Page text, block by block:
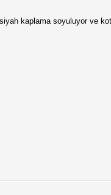
kaplama soyuluyor ve